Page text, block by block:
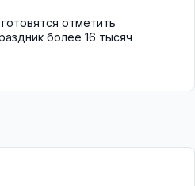
отметить
более 16 тысяч